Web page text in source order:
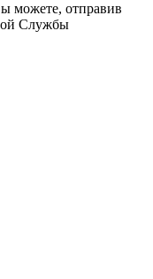
можете, отправив
Службы